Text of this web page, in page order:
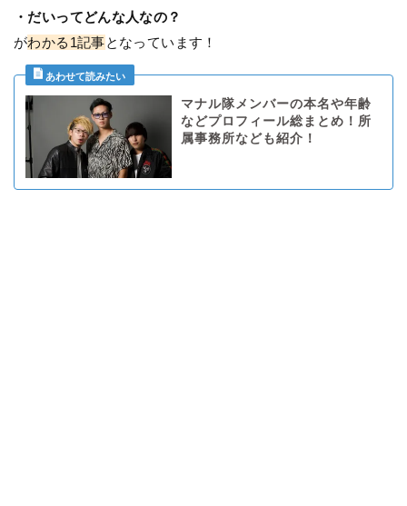
・だいってどんな人なの？
がわかる1記事となっています！
マナル隊メンバーの本名や年齢
などプロフィール総まとめ！所
属事務所なども紹介！